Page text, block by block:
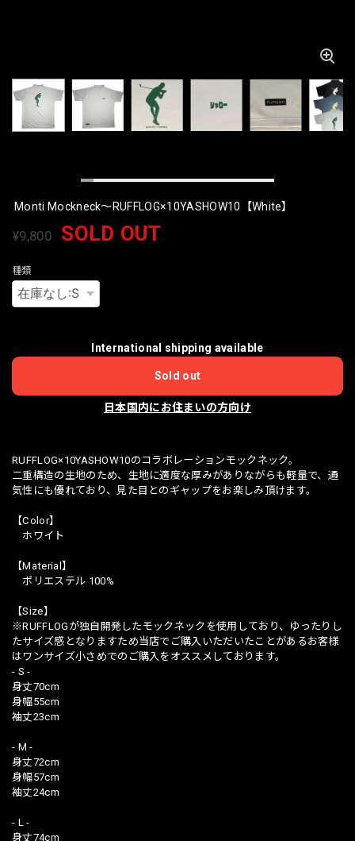
Monti Mockneck〜RUFFLOG×10YASHOW10【White】
¥9,800 SOLD OUT
種類
International shipping available
Sold out
日本国内にお住まいの方向け
RUFFLOG×10YASHOW10のコラボレーションモックネック。
二重構造の生地のため、生地に適度な厚みがありながらも軽量で、通
気性にも優れており、見た目とのギャップをお楽しみ頂けます。
【Color】
ホワイト
【Material】
ポリエステル 100%
【Size】
※RUFFLOGが独自開発したモックネックを使用しており、ゆったりし
たサイズ感となりますため当店でご購入いただいたことがあるお客様
はワンサイズ小さめでのご購入をオススメしております。
- S -
身丈70cm
身幅55cm
袖丈23cm
- M -
身丈72cm
身幅57cm
袖丈24cm
- L -
身丈74cm